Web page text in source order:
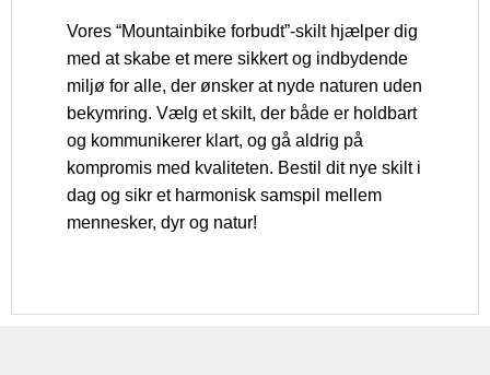
Vores “Mountainbike forbudt”-skilt hjælper dig
med at skabe et mere sikkert og indbydende
miljø for alle, der ønsker at nyde naturen uden
bekymring. Vælg et skilt, der både er holdbart
og kommunikerer klart, og gå aldrig på
kompromis med kvaliteten. Bestil dit nye skilt i
dag og sikr et harmonisk samspil mellem
mennesker, dyr og natur!